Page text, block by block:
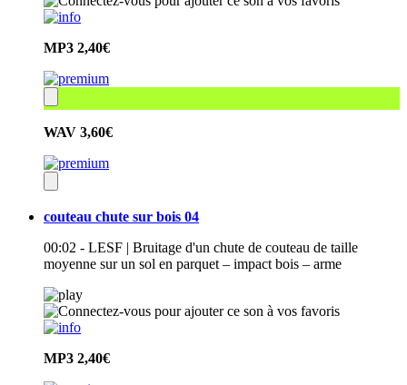
MP3 2,40€
WAV 3,60€
couteau chute sur bois 04
00:02 - LESF | Bruitage d'un chute de couteau de taille
moyenne sur un sol en parquet – impact bois – arme
MP3 2,40€